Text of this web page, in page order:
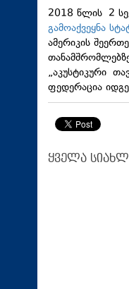
2018 წლის 2
გამოაქვეყნა
ამერიკის
„აკუსტიკური
ფედერაცია
ყველა